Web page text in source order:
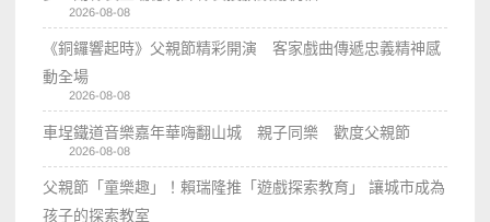
2026-08-08
《銅鑼響起時》父親節精彩開演 客家戲曲傳遞忠義精神感
動全場
2026-08-08
車埕鐵道音樂嘉年華嗨翻山城 親子同樂 歡度父親節
2026-08-08
父親節「童樂趣」！賴瑞隆推「遊戲探索教育」 讓城市成為
孩子的探索教室